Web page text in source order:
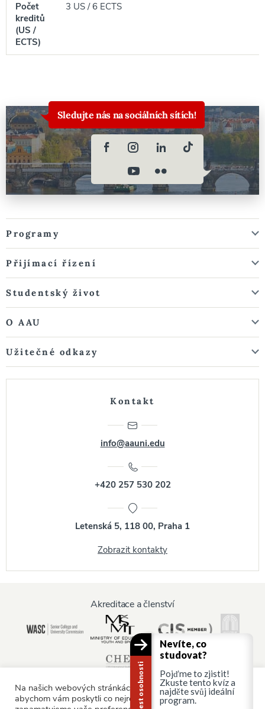
Počet
kreditů
(US /
ECTS)
3 US / 6 ECTS
Sledujte nás na sociálních sítích!
Programy
Přijímací řízení
Studentský život
O AAU
Užitečné odkazy
Kontakt
info@aauni.edu
+420 257 530 202
Letenská 5, 118 00, Praha 1
Zobrazit kontakty
Akreditace a členství
Na našich webových stránkách používáme soubory cookie,
abychom vám poskytli co nejrelevantnější služby tím, že si
Nevíte, co
studovat?
Pojďme to zjistit!
Zkuste tento kvíz a
najděte svůj ideální
program.